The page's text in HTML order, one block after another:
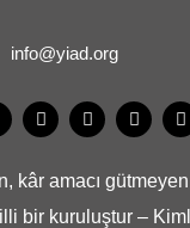
info@yiad.org
kâr amacı
bir kuruluştur –